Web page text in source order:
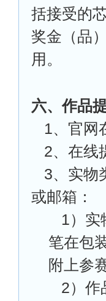
括接受的
奖金（品
用。
六、作品
1、官网
2、在线
3、实物
或邮箱：
1）
笔在包
附上参
2）